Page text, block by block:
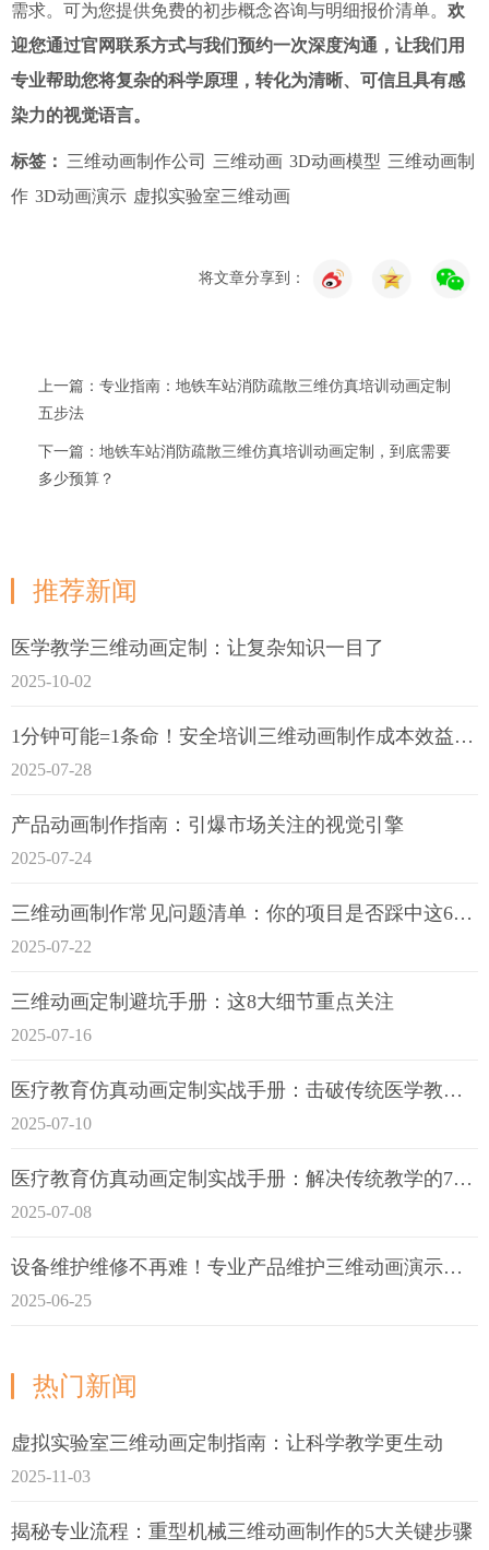
需求。可为您提供免费的初步概念咨询与明细报价清单。 欢
迎您通过官网联系方式与我们预约一次深度沟通，让我们用
专业帮助您将复杂的科学原理，转化为清晰、可信且具有感
染力的视觉语言。
标签： 三维动画制作公司 三维动画 3D动画模型 三维动画制
作 3D动画演示 虚拟实验室三维动画
将文章分享到：
上一篇：专业指南：地铁车站消防疏散三维仿真培训动画定制
五步法
下一篇：地铁车站消防疏散三维仿真培训动画定制，到底需要
多少预算？
推荐新闻
医学教学三维动画定制：让复杂知识一目了
2025-10-02
1分钟可能=1条命！安全培训三维动画制作成本效益深度拆解
2025-07-28
产品动画制作指南：引爆市场关注的视觉引擎
2025-07-24
三维动画制作常见问题清单：你的项目是否踩中这6大技术雷区？
2025-07-22
三维动画定制避坑手册：这8大细节重点关注
2025-07-16
医疗教育仿真动画定制实战手册：击破传统医学教育7大痛点
2025-07-10
医疗教育仿真动画定制实战手册：解决传统教学的7大痛点
2025-07-08
设备维护维修不再难！专业产品维护三维动画演示定制指南
2025-06-25
热门新闻
虚拟实验室三维动画定制指南：让科学教学更生动
2025-11-03
揭秘专业流程：重型机械三维动画制作的5大关键步骤